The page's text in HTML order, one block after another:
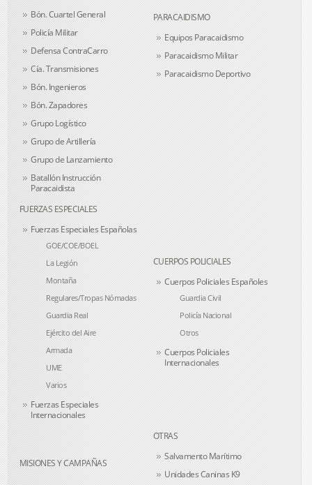
Bón. Cuartel General
Policía Militar
Defensa ContraCarro
Cía. Transmisiones
Bón. Ingenieros
Bón. Zapadores
Grupo Logístico
Grupo de Artillería
Grupo de Lanzamiento
Batallón Instrucción
Paracaidista
PARACAIDISMO
Equipos Paracaidismo
Paracaidismo Militar
Paracaidismo Deportivo
FUERZAS ESPECIALES
Fuerzas Especiales Españolas
GOE/COE/BOEL
La Legión
Montaña
Regulares/Tropas Nómadas
Guardia Real
Ejército del Aire
Armada
UME
Varios
Fuerzas Especiales
Internacionales
CUERPOS POLICIALES
Cuerpos Policiales Españoles
Guardia Civil
Policía Nacional
Otros
Cuerpos Policiales
Internacionales
MISIONES Y CAMPAÑAS
OTRAS
Salvamento Marítimo
Unidades Caninas K9